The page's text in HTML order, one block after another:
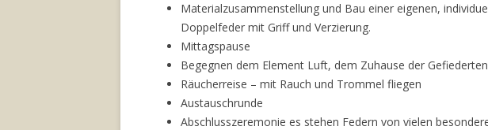
Materialzusammenstellung und Bau einer eigenen,
Doppelfeder mit Griff und Verzierung.
Mittagspause
Begegnen dem Element Luft, dem Zuhause der Gefiederten
Räucherreise – mit Rauch und Trommel fliegen
Austauschrunde
Abschlusszeremonie es stehen Federn von vielen